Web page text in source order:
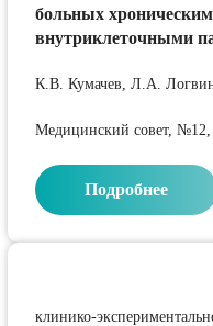
больных
внутриклеточными
К.В. Кумачев, Л.А.
Медицинский совет, №12,
Подробнее
клинико-